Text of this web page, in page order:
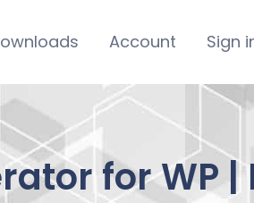
Account Sign
for WP |